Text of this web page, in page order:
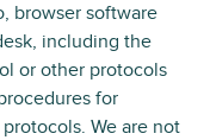
browser software
including the
or other protocols
for
We are not